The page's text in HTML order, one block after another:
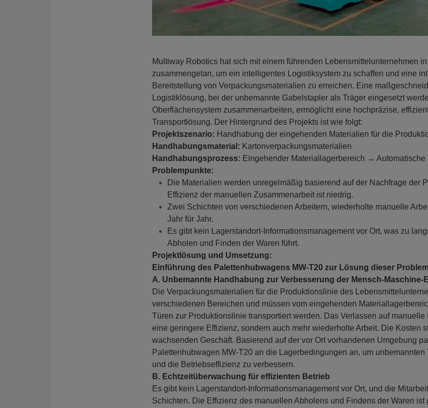
Multiway Robotics hat sich mit einem führenden Lebensmittelunternehmen
zusammengetan, um ein intelligentes Logistiksystem zu schaffen und eine
Bereitstellung von Verpackungsmaterialien zu erreichen. Eine
Logistiklösung, bei der unbemannte Gabelstapler als Träger eingesetzt
Oberflächensystem zusammenarbeiten, ermöglicht eine hochpräzise,
Transportlösung. Der Hintergrund des Projekts ist wie folgt:
Projektszenario: Handhabung der eingehenden Materialien für die
Handhabungsmaterial: Kartonverpackungsmaterialien
Handhabungsprozess: Eingehender Materiallagerbereich →
Problempunkte:
Die Materialien werden unregelmäßig basierend auf der Nachfrage der
Effizienz der manuellen Zusammenarbeit ist niedrig.
Zwei Schichten von verschiedenen Arbeitern, wiederholte manuelle
Jahr für Jahr.
Es gibt kein Lagerstandort-Informationsmanagement vor Ort, was zu
Abholen und Finden der Waren führt.
Projektlösung und Umsetzung:
Einführung des Palettenhubwagens MW-T20 zur Lösung dieser
A. Unbemannte Handhabung zur Verbesserung der Mensch-Maschine-
Die Verpackungsmaterialien für die Produktionslinie des
verschiedenen Bereichen und müssen vom eingehenden
Türen zur Produktionslinie transportiert werden. Das Verlassen auf
eine geringere Effizienz, sondern auch mehr wiederholte Arbeit. Die Kosten
wachsenden Geschäft. Basierend auf der vor Ort vorhandenen Umgebung
Palettenhubwagen MW-T20 an die Lagerbedingungen an, um unbemannten
und die Betriebseffizienz zu verbessern.
B. Echtzeitüberwachung für effizienten Betrieb
Es gibt kein Lagerstandort-Informationsmanagement vor Ort, und die
Schichten. Die Effizienz des manuellen Abholens und Findens der Waren ist